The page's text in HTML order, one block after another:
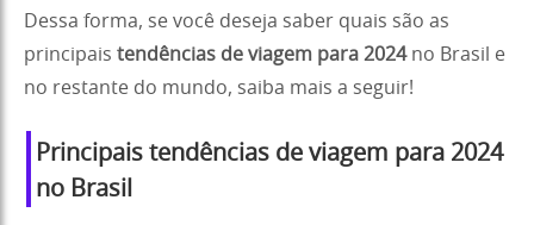
Dessa forma, se você deseja saber quais são as
principais tendências de viagem para 2024no Brasil e
no restante do mundo, saiba mais a seguir!
Principais tendências de viagem para 2024
no Brasil